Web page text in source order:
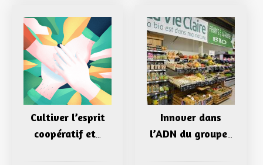
Cultiver l’esprit
coopératif et
Innover dans
l’ADN du groupe…